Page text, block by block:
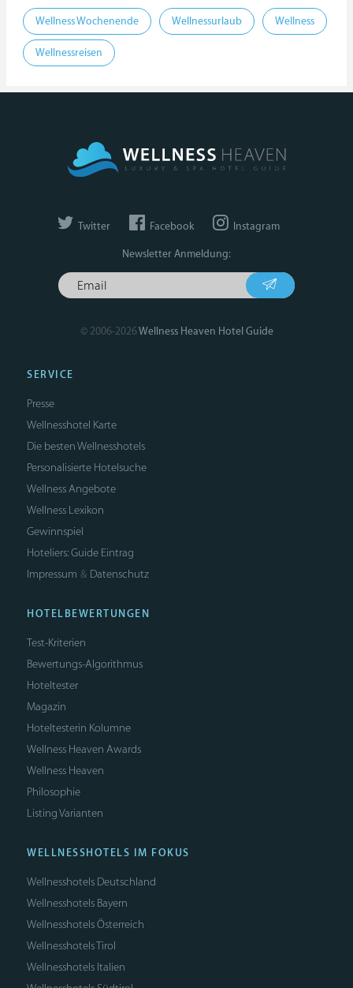
Wellness Wochenende Wellnessurlaub Wellness
Wellnessreisen
Twitter Facebook Instagram
Newsletter Anmeldung:
© 2006-2026Wellness Heaven Hotel Guide
SERVICE
Presse
Wellnesshotel Karte
Die besten Wellnesshotels
Personalisierte Hotelsuche
Wellness Angebote
Wellness Lexikon
Gewinnspiel
Hoteliers: Guide Eintrag
Impressum & Datenschutz
HOTELBEWERTUNGEN
Test-Kriterien
Bewertungs-Algorithmus
Hoteltester
Magazin
Hoteltesterin Kolumne
Wellness Heaven Awards
Wellness Heaven
Philosophie
Listing Varianten
WELLNESSHOTELS IM FOKUS
Wellnesshotels Deutschland
Wellnesshotels Bayern
Wellnesshotels Österreich
Wellnesshotels Tirol
Wellnesshotels Italien